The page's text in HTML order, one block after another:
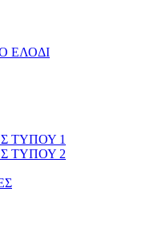
ΕΛΟΔΙ
ΤΥΠΟΥ 1
ΤΥΠΟΥ 2